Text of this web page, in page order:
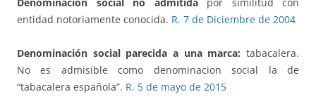
Denominación social no admitida por similitud con
entidad notoriamente conocida. R. 7 de Diciembre de 2004
Denominación social parecida a una marca:tabacalera.
No es admisible como denominacion social la de
“tabacalera española”. R. 5 de mayo de 2015